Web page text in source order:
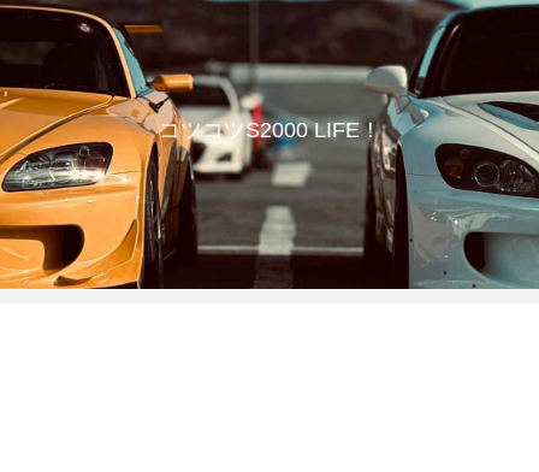
コツコツS2000 LIFE！